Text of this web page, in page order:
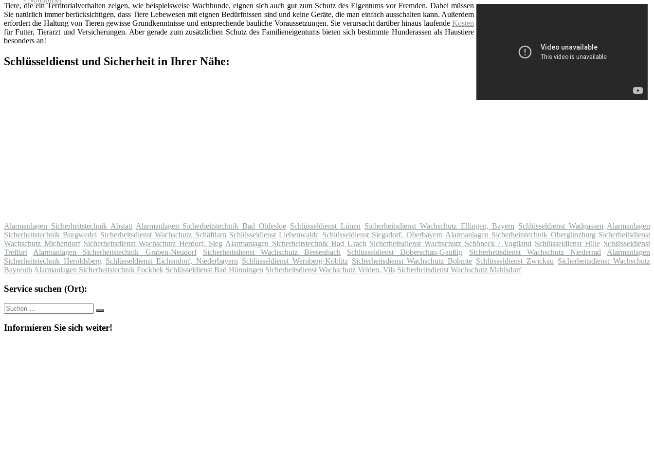
Tiere, die ein Territorialverhalten zeigen, wie beispielsweise Wachhunde, eignen sich auch gut zum Schutz des Eigentums vor Fremden. Dabei müssen
Sie natürlich immer berücksichtigen, dass Tiere Lebewesen mit eignen Bedürfnissen sind und keine Geräte, die man einfach ausschalten kann. Außerdem
erfordert die Haltung von Tieren gewisse Grundkenntnisse und entsprechende bauliche Voraussetzungen. Sie verursacht darüber hinaus laufende Kosten
für Futter, Tierarzt und Versicherungen. Aber gerade zum zusätzlichen Schutz des Familieneigentums bieten sich bestimmte Hunderassen als Haustiere
besonders an!
Schlüsseldienst und Sicherheit in Ihrer Nähe:
Alarmanlagen Sicherheitstechnik Abstatt Alarmanlagen Sicherheitstechnik Bad Oldesloe Schlüsseldienst Lünen Sicherheitsdienst Wachschutz Ellingen, Bayern Schlüsseldienst Wadgassen Alarmanlagen
Sicherheitstechnik Burgwedel Sicherheitsdienst Wachschutz Schäftlarn Schlüsseldienst Liebenwalde Schlüsseldienst Siegsdorf, Oberbayern Alarmanlagen Sicherheitstechnik Obergünzburg Sicherheitsdienst
Wachschutz Michendorf Sicherheitsdienst Wachschutz Herdorf, Sieg Alarmanlagen Sicherheitstechnik Bad Urach Sicherheitsdienst Wachschutz Schöneck / Vogtland Schlüsseldienst Hille Schlüsseldienst
Treffurt
Alarmanlagen Sicherheitstechnik Graben-Neudorf Sicherheitsdienst Wachschutz Bessenbach Schlüsseldienst Doberschau-Gaußig Sicherheitsdienst Wachschutz Niederrad
Alarmanlagen
Sicherheitstechnik Heroldsberg Schlüsseldienst Eichendorf, Niederbayern Schlüsseldienst Wernberg-Köblitz Sicherheitsdienst Wachschutz Bohmte Schlüsseldienst Zwickau Sicherheitsdienst Wachschutz
Bayreuth Alarmanlagen Sicherheitstechnik Fockbek Schlüsseldienst Bad Hönningen Sicherheitsdienst Wachschutz Velden, Vils Sicherheitsdienst Wachschutz Mahlsdorf
Service suchen (Ort):
Suche
nach:
Suchen
Informieren Sie sich weiter!